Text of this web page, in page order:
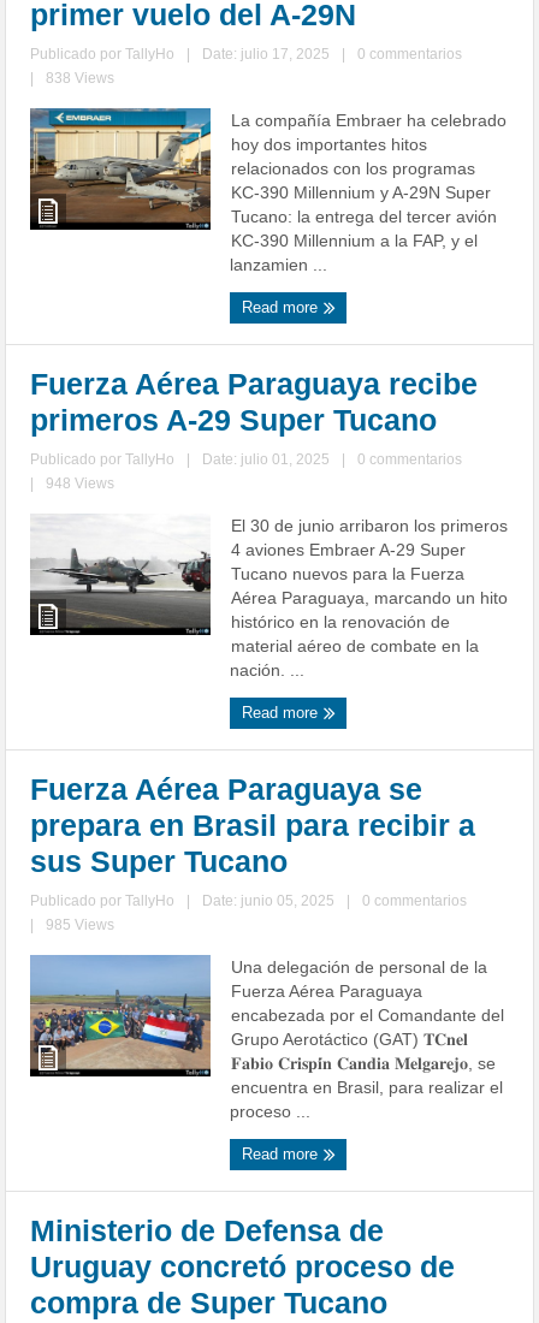
primer vuelo del A-29N
Publicado porTallyHo Date: julio 17, 2025
0 commentarios
838 Views
La compañía Embraer ha celebrado
hoy dos importantes hitos
relacionados con los programas
KC-390 Millennium y A-29N Super
Tucano: la entrega del tercer avión
KC-390 Millennium a la FAP, y el
lanzamien ...
Read more
Fuerza Aérea Paraguaya recibe
primeros A-29 Super Tucano
Publicado porTallyHo Date: julio 01, 2025
0 commentarios
948 Views
El 30 de junio arribaron los primeros
4 aviones Embraer A-29 Super
Tucano nuevos para la Fuerza
Aérea Paraguaya, marcando un hito
histórico en la renovación de
material aéreo de combate en la
nación. ...
Read more
Fuerza Aérea Paraguaya se
prepara en Brasil para recibir a
sus Super Tucano
Publicado porTallyHo Date: junio 05, 2025
0 commentarios
985 Views
Una delegación de personal de la
Fuerza Aérea Paraguaya
encabezada por el Comandante del
Grupo Aerotáctico (GAT) 𝐓𝐂𝐧𝐞𝐥
𝐅𝐚𝐛𝐢𝐨 𝐂𝐫𝐢𝐬𝐩𝐢́𝐧 𝐂𝐚𝐧𝐝𝐢𝐚 𝐌𝐞𝐥𝐠𝐚𝐫𝐞𝐣𝐨, se
encuentra en Brasil, para realizar el
proceso ...
Read more
Ministerio de Defensa de
Uruguay concretó proceso de
compra de Super Tucano